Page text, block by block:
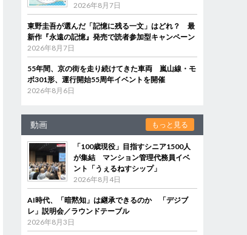
2026年8月7日
東野圭吾が選んだ「記憶に残る一文」はどれ？ 最
新作『永遠の記憶』発売で読者参加型キャンペーン
2026年8月7日
55年間、京の街を走り続けてきた車両 嵐山線・モ
ボ301形、運行開始55周年イベントを開催
2026年8月6日
動画 もっと見る
「100歳現役」目指すシニア1500人
が集結 マンション管理代務員イベ
ント「うぇるねすシップ」
2026年8月4日
AI時代、「暗黙知」は継承できるのか 「デジブ
レ」説明会／ラウンドテーブル
2026年8月3日